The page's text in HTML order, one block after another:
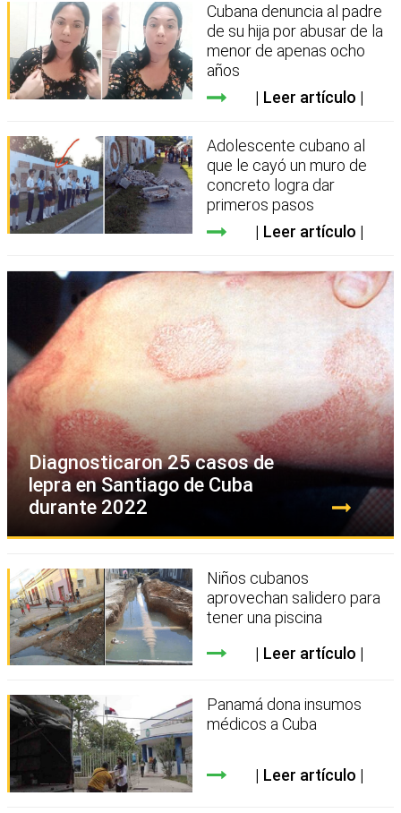
Cubana denuncia al padre
de su hija por abusar de la
menor de apenas ocho
años
Leer artículo
Adolescente cubano al
que le cayó un muro de
concreto logra dar
primeros pasos
Leer artículo
Diagnosticaron 25 casos de
lepra en Santiago de Cuba
durante 2022
Niños cubanos
aprovechan salidero para
tener una piscina
Leer artículo
Panamá dona insumos
médicos a Cuba
Leer artículo